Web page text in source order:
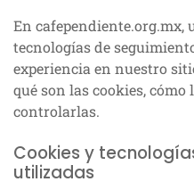
En cafependiente.org.mx,
tecnologías de
experiencia en nuestro
qué son las cookies,
controlarlas.
Cookies y
utilizadas